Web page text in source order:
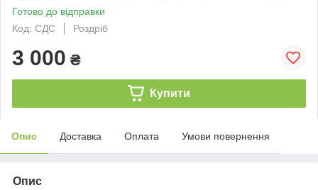
Готово до відправки
Код: СДС
Роздріб
3 000 ₴
Купити
Опис Доставка Оплата Умови повернення
Опис